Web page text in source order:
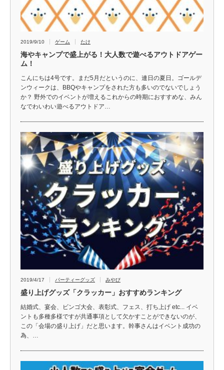
2019/9/10 ゲーム たけ
海やキャンプで盛上がる！大人数で遊べるアウトドアゲー
ム！
こんにちは4号です。まだ5月だというのに、連日の夏日。ゴールデ
ンウィークは、BBQやキャンプをされた方も多いのでないでしょう
か？ 野外でのイベントが増えるこれからの時期におすすめな、みん
なでわいわい遊べるアウトドア…
2019/4/17 パーティーグッズ みやび
盛り上げグッズ「クラッカー」おすすめランキング
結婚式、宴会、ビンゴ大会、表彰式、フェス、打ち上げ etc... イベ
ントも多種多様ですが共通事項として欠かすことができないのが、
この「会場の盛り上げ」だと思います。幹事さんはイベント成功の
為、…